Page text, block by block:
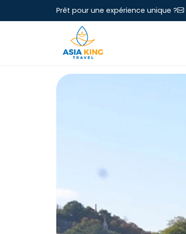
Prêt pour une expérience unique ?